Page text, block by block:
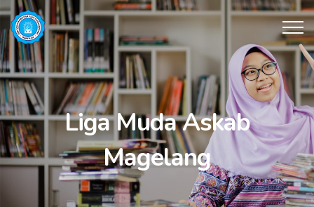
Liga Muda Askab
Magelang